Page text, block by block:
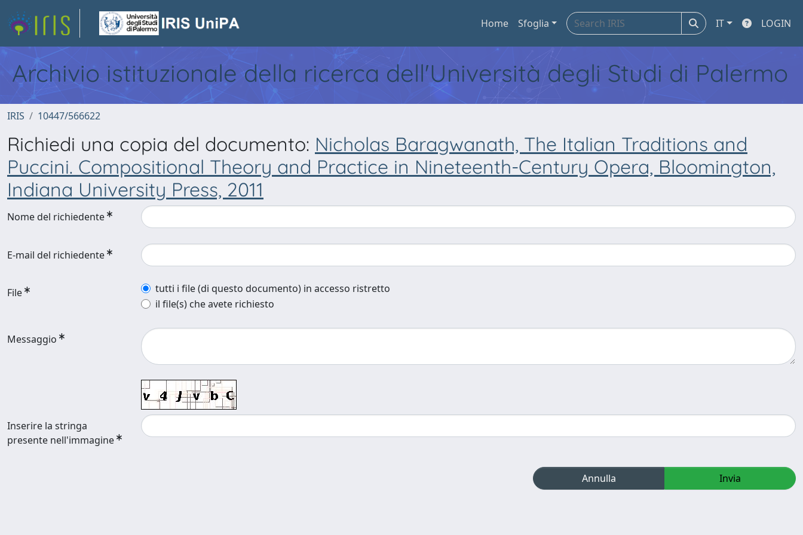
Home Sfoglia IT LOGIN
Archivio istituzionale della ricerca dell'Università degli Studi di Palermo
IRIS 10447/566622
Richiedi una copia del documento: Nicholas Baragwanath, The Italian Traditions and
Puccini. Compositional Theory and Practice in Nineteenth-Century Opera, Bloomington,
Indiana University Press, 2011
Nome del richiedente
E-mail del richiedente
File
tutti i file (di questo documento) in accesso ristretto
il file(s) che avete richiesto
Messaggio
Inserire la stringa
presente nell'immagine
Annulla Invia